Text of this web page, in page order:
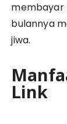
membayar
bulannya
jiwa.
Link